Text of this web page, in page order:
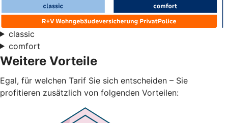
classic
comfort
Weitere Vorteile
Egal, für welchen Tarif Sie sich entscheiden – Sie
profitieren zusätzlich von folgenden Vorteilen: